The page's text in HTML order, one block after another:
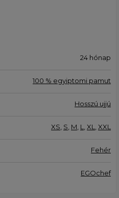
24 hónap
100 % egyiptomi pamut
Hosszú ujjú
XS, S, M, L,XL,XXL
Fehér
EGOchef